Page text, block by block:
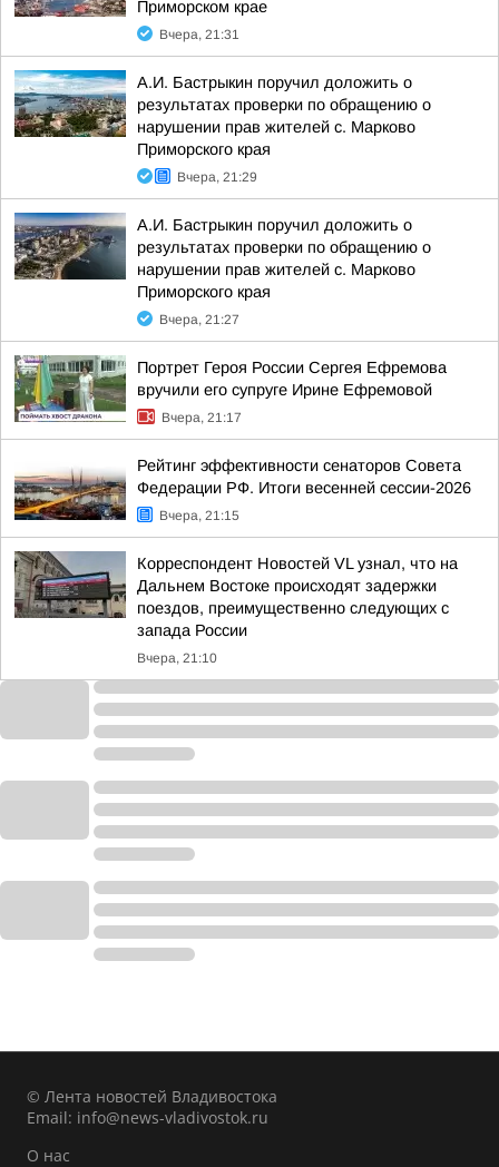
Приморском крае
Вчера, 21:31
А.И. Бастрыкин поручил доложить о
результатах проверки по обращению о
нарушении прав жителей с. Марково
Приморского края
Вчера, 21:29
А.И. Бастрыкин поручил доложить о
результатах проверки по обращению о
нарушении прав жителей с. Марково
Приморского края
Вчера, 21:27
Портрет Героя России Сергея Ефремова
вручили его супруге Ирине Ефремовой
Вчера, 21:17
Рейтинг эффективности сенаторов Совета
Федерации РФ. Итоги весенней сессии-2026
Вчера, 21:15
Корреспондент Новостей VL узнал, что на
Дальнем Востоке происходят задержки
поездов, преимущественно следующих с
запада России
Вчера, 21:10
© Лента новостей Владивостока
Email: info@news-vladivostok.ru
О нас